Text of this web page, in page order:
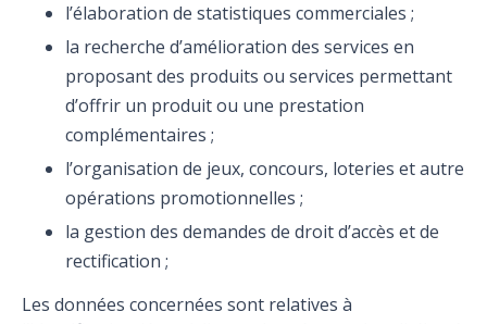
l’élaboration de statistiques commerciales ;
la recherche d’amélioration des services en
proposant des produits ou services permettant
d’offrir un produit ou une prestation
complémentaires ;
l’organisation de jeux, concours, loteries et autre
opérations promotionnelles ;
la gestion des demandes de droit d’accès et de
rectification ;
Les données concernées sont relatives à